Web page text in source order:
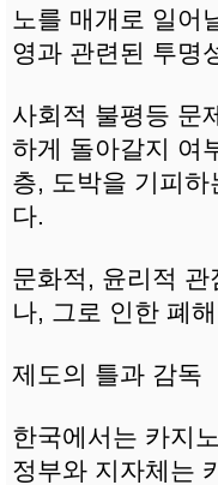
노를 매개로 일어
영과 관련된 투명
사회적 불평등 문
하게 돌아갈지 여
층, 도박을 기피
다.
문화적, 윤리적
나, 그로 인한 폐
제도의 틀과 감독
한국에서는 카지
정부와 지자체는